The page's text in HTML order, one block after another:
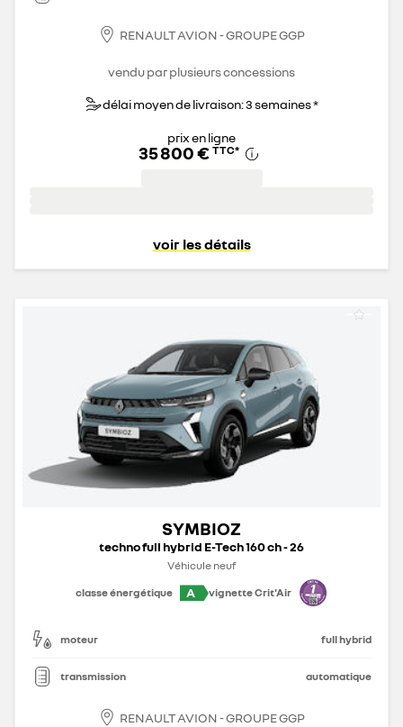
RENAULT AVION - GROUPE GGP
vendu par plusieurs concessions
délai moyen de livraison: 3 semaines *
prix en ligne
35 800 € TTC*
voir les détails
SYMBIOZ
techno full hybrid E-Tech 160 ch - 26
Véhicule neuf
classe énergétique
A vignette Crit'Air
moteur full hybrid
transmission automatique
RENAULT AVION - GROUPE GGP